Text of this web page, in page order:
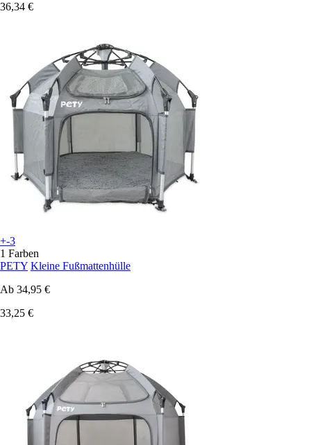
36,34 €
+-3
1 Farben
PETY Kleine Fußmattenhülle
Ab 34,95 €
33,25 €